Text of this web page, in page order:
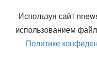
Учредители газеты
Нижегородской области и
Нижегородской области.
Главный редактор: Клещёв
Используя сайт
использованием
Политике